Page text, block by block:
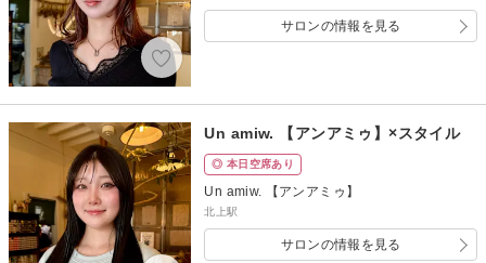
サロンの情報を見る
Un amiw. 【アンアミゥ】×スタイル
◎ 本日空席あり
Un amiw. 【アンアミゥ】
北上駅
サロンの情報を見る